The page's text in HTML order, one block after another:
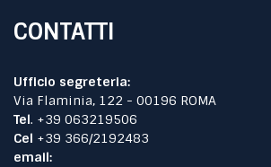
CONTATTI
Ufficio segreteria:
Via Flaminia, 122 - 00196 ROMA
Tel. +39 063219506
Cel +39 366/2192483
email: